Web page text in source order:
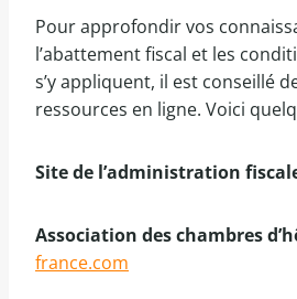
Pour approfondir vos
l’abattement fiscal et les
s’y appliquent, il est conseillé
ressources en ligne. Voici
Site de l’administration
Association des chambres
france.com